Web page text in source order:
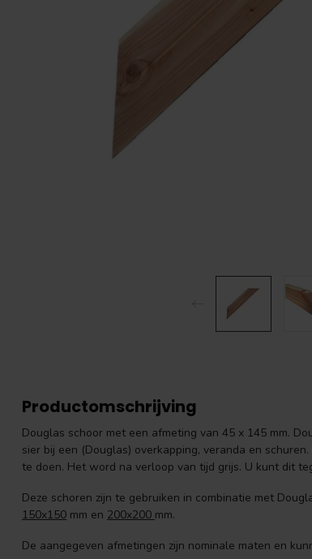
Productomschrijving
Douglas schoor met een afmeting van 45 x 145 mm.
sier bij een (Douglas) overkapping, veranda en
te doen. Het word na verloop van tijd grijs. U kunt dit
Deze schoren zijn te gebruiken in combinatie met
150x150 mm en 200x200 mm.
De aangegeven afmetingen zijn nominale maten en